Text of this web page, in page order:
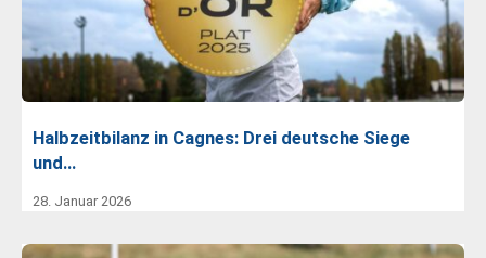
Halbzeitbilanz in Cagnes: Drei deutsche Siege
und…
28. Januar 2026